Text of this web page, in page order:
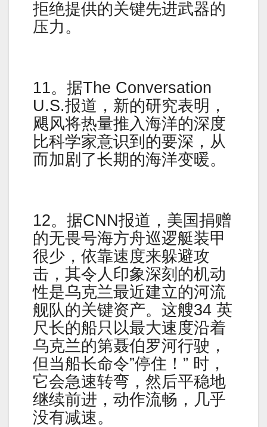
拒绝提供的关键先进武器的
压力。
11。据The Conversation
U.S.报道，新的研究表明，
飓风将热量推入海洋的深度
比科学家意识到的要深，从
而加剧了长期的海洋变暖。
12。据CNN报道，美国捐赠
的无畏号海方舟巡逻艇装甲
很少，依靠速度来躲避攻
击，其令人印象深刻的机动
性是乌克兰最近建立的河流
舰队的关键资产。这艘34 英
尺长的船只以最大速度沿着
乌克兰的第聂伯罗河行驶，
但当船长命令”停住！” 时，
它会急速转弯，然后平稳地
继续前进，动作流畅，几乎
没有减速。